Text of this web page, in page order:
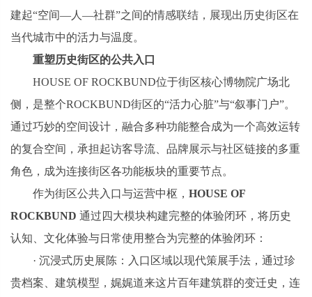
建起“空间—人—社群”之间的情感联结，展现出历史街区在
当代城市中的活力与温度。
重塑历史街区的公共入口
HOUSE OF ROCKBUND位于街区核心博物院广场北
侧，是整个ROCKBUND街区的“活力心脏”与“叙事门户”。
通过巧妙的空间设计，融合多种功能整合成为一个高效运转
的复合空间，承担起访客导流、品牌展示与社区链接的多重
角色，成为连接街区各功能板块的重要节点。
作为街区公共入口与运营中枢， HOUSE OF
ROCKBUND 通过四大模块构建完整的体验闭环，将历史
认知、文化体验与日常使用整合为完整的体验闭环：
· 沉浸式历史展陈：入口区域以现代策展手法，通过珍
贵档案、建筑模型，娓娓道来这片百年建筑群的变迁史，连